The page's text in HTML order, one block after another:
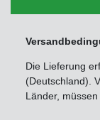
Die Lieferung
(Deutschland).
Länder,